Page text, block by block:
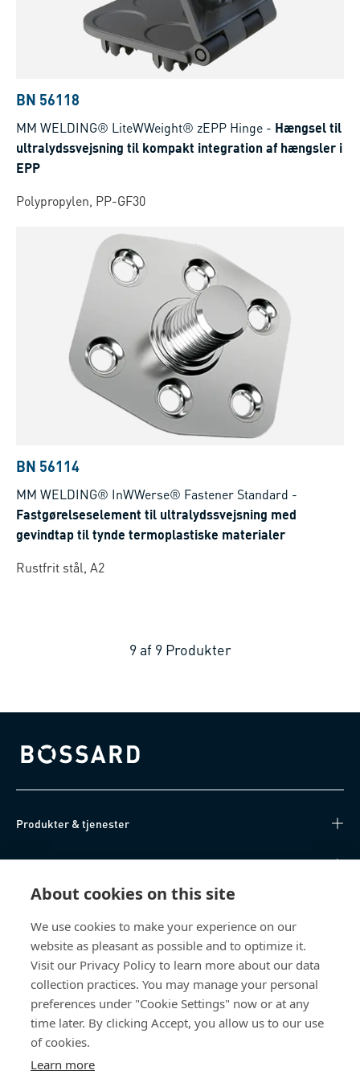
About cookies on this site
We use cookies to make your experience on our
website as pleasant as possible and to optimize it.
Visit our Privacy Policy to learn more about our data
collection practices. You may manage your personal
preferences under "Cookie Settings" now or at any
time later. By clicking Accept, you allow us to our use
of cookies.
Learn more
BN 56118
MM WELDING® LiteWWeight® zEPP Hinge - Hængsel til
ultralydssvejsning til kompakt integration af hængsler i
EPP
Polypropylen, PP-GF30
BN 56114
MM WELDING® InWWerse® Fastener Standard -
Fastgørelseselement til ultralydssvejsning med
gevindtap til tynde termoplastiske materialer
Rustfrit stål, A2
9 af 9 Produkter
Bossard homepage
Produkter & tjenester
Videnscenter
Om os
Bossard Danmark
Stamholmen 150
2650 Hvidovre